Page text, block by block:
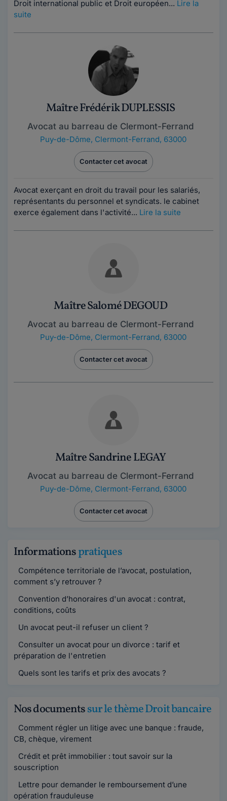
Droit international public et Droit européen... Lire la
suite
Maître Frédérik DUPLESSIS
Avocat au barreau de Clermont-Ferrand
Puy-de-Dôme, Clermont-Ferrand, 63000
Contacter cet avocat
Avocat exerçant en droit du travail pour les salariés,
représentants du personnel et syndicats. le cabinet
exerce également dans l'activité... Lire la suite
Maître Salomé DEGOUD
Avocat au barreau de Clermont-Ferrand
Puy-de-Dôme, Clermont-Ferrand, 63000
Contacter cet avocat
Maître Sandrine LEGAY
Avocat au barreau de Clermont-Ferrand
Puy-de-Dôme, Clermont-Ferrand, 63000
Contacter cet avocat
Informationspratiques
Compétence territoriale de l’avocat, postulation,
comment s’y retrouver ?
Convention d’honoraires d'un avocat : contrat,
conditions, coûts
Un avocat peut-il refuser un client ?
Consulter un avocat pour un divorce : tarif et
préparation de l'entretien
Quels sont les tarifs et prix des avocats ?
Nos documentssur le thème Droit bancaire
Comment régler un litige avec une banque : fraude,
CB, chèque, virement
Crédit et prêt immobilier : tout savoir sur la
souscription
Lettre pour demander le remboursement d’une
opération frauduleuse